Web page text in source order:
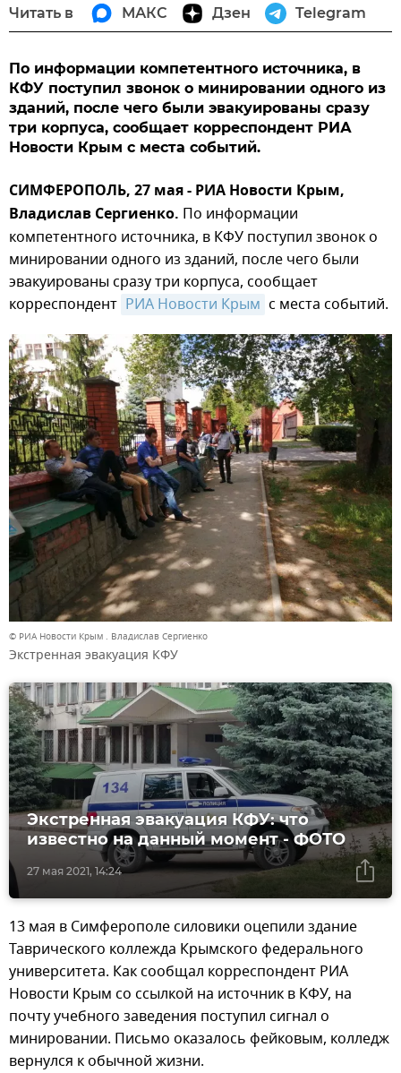
Читать в МАКС Дзен Telegram
По информации компетентного источника, в
КФУ поступил звонок о минировании одного из
зданий, после чего были эвакуированы сразу
три корпуса, сообщает корреспондент РИА
Новости Крым с места событий.
СИМФЕРОПОЛЬ, 27 мая - РИА Новости Крым,
Владислав Сергиенко. По информации
компетентного источника, в КФУ поступил звонок о
минировании одного из зданий, после чего были
эвакуированы сразу три корпуса, сообщает
корреспондент РИА Новости Крым с места событий.
© РИА Новости Крым . Владислав Сергиенко
Экстренная эвакуация КФУ
27 мая 2021, 14:24
Экстренная эвакуация КФУ: что
известно на данный момент - ФОТО
13 мая в Симферополе силовики оцепили здание
Таврического коллежда Крымского федерального
университета. Как сообщал корреспондент РИА
Новости Крым со ссылкой на источник в КФУ, на
почту учебного заведения поступил сигнал о
минировании. Письмо оказалось фейковым, колледж
вернулся к обычной жизни.